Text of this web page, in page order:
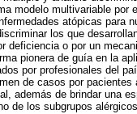
modelo multivariable por
atópicas para
los que
deficiencia o por un
pionera de guía en la
por profesionales del
de casos por
además de brindar una
de los subgrupos